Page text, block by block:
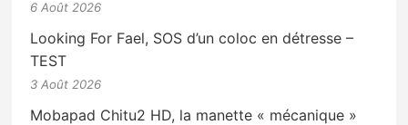
6 Août 2026
Looking For Fael, SOS d’un coloc en détresse –
TEST
3 Août 2026
Mobapad Chitu2 HD, la manette « mécanique »